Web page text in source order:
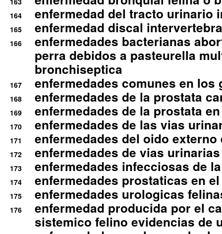
164 enfermedad del tracto urinario
165 enfermedad discal
166
enfermedades bacterianas
perra debidos a pasteurella
bronchiseptica
167 enfermedades comunes en los
168 enfermedades de la prostata
169 enfermedades de la prostata
170 enfermedades de las vias
171 enfermedades del oido
172 enfermedades de vias
173 enfermedades infecciosas de
174 enfermedades prostaticas en
175 enfermedades urologicas
176
enfermedad producida por el
sistemico felino evidencias de